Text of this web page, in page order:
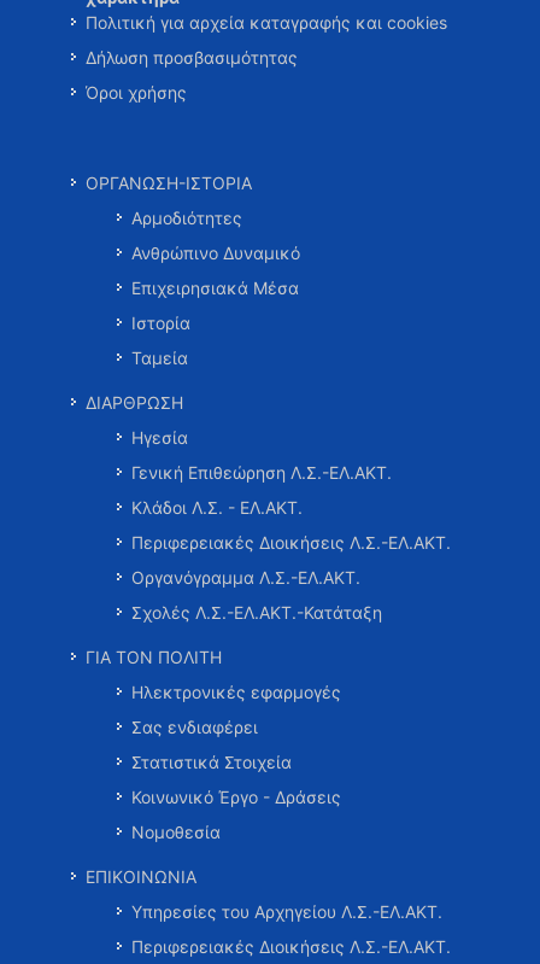
Πολιτική για αρχεία καταγραφής και cookies
Δήλωση προσβασιμότητας
Όροι χρήσης
ΟΡΓΑΝΩΣΗ-ΙΣΤΟΡΙΑ
Αρμοδιότητες
Ανθρώπινο Δυναμικό
Επιχειρησιακά Μέσα
Ιστορία
Ταμεία
ΔΙΑΡΘΡΩΣΗ
Ηγεσία
Γενική Επιθεώρηση Λ.Σ.-ΕΛ.ΑΚΤ.
Κλάδοι Λ.Σ. - ΕΛ.ΑΚΤ.
Περιφερειακές Διοικήσεις Λ.Σ.-ΕΛ.ΑΚΤ.
Οργανόγραμμα Λ.Σ.-ΕΛ.ΑΚΤ.
Σχολές Λ.Σ.-ΕΛ.ΑΚΤ.-Κατάταξη
ΓΙΑ ΤΟΝ ΠΟΛΙΤΗ
Ηλεκτρονικές εφαρμογές
Σας ενδιαφέρει
Στατιστικά Στοιχεία
Κοινωνικό Έργο - Δράσεις
Νομοθεσία
ΕΠΙΚΟΙΝΩΝΙΑ
Υπηρεσίες του Αρχηγείου Λ.Σ.-ΕΛ.ΑΚΤ.
Περιφερειακές Διοικήσεις Λ.Σ.-ΕΛ.ΑΚΤ.